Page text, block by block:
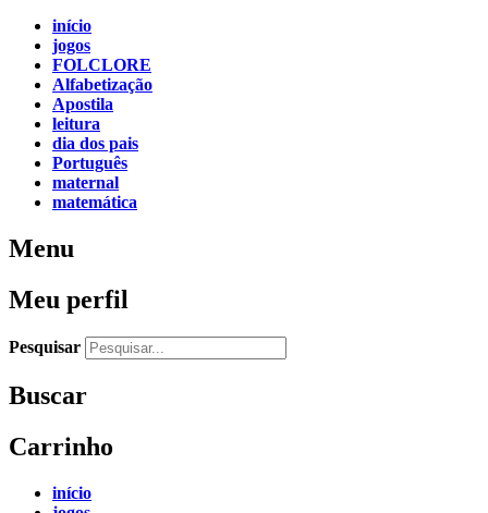
início
jogos
FOLCLORE
Alfabetização
Apostila
leitura
dia dos pais
Português
maternal
matemática
Menu
Meu perfil
Pesquisar
Buscar
Carrinho
início